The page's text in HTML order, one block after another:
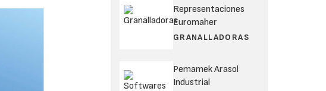
Representaciones
Euromaher
GRANALLADORAS
Pemamek Arasol
Industrial